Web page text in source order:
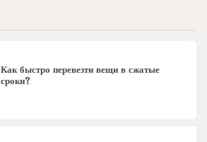
Как быстро перевезти вещи в сжатые
сроки?